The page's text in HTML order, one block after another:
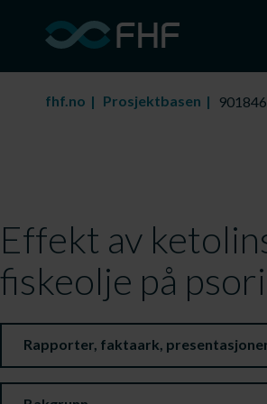
fhf.no Prosjektbasen
Effekt av
fiskeolje på
Rapporter, faktaark,